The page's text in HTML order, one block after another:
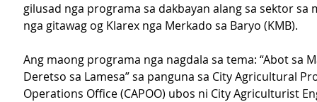
gilusad nga programa sa dakbayan alang sa sektor sa
nga gitawag og Klarex nga Merkado sa Baryo (KMB).
Ang maong programa nga nagdala sa tema: “Abot sa
Deretso sa Lamesa” sa panguna sa City Agricultural
Operations Office (CAPOO) ubos ni City Agriculturist